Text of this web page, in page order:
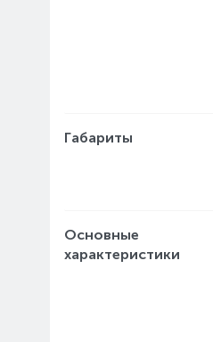
Габариты
Основные
характеристики